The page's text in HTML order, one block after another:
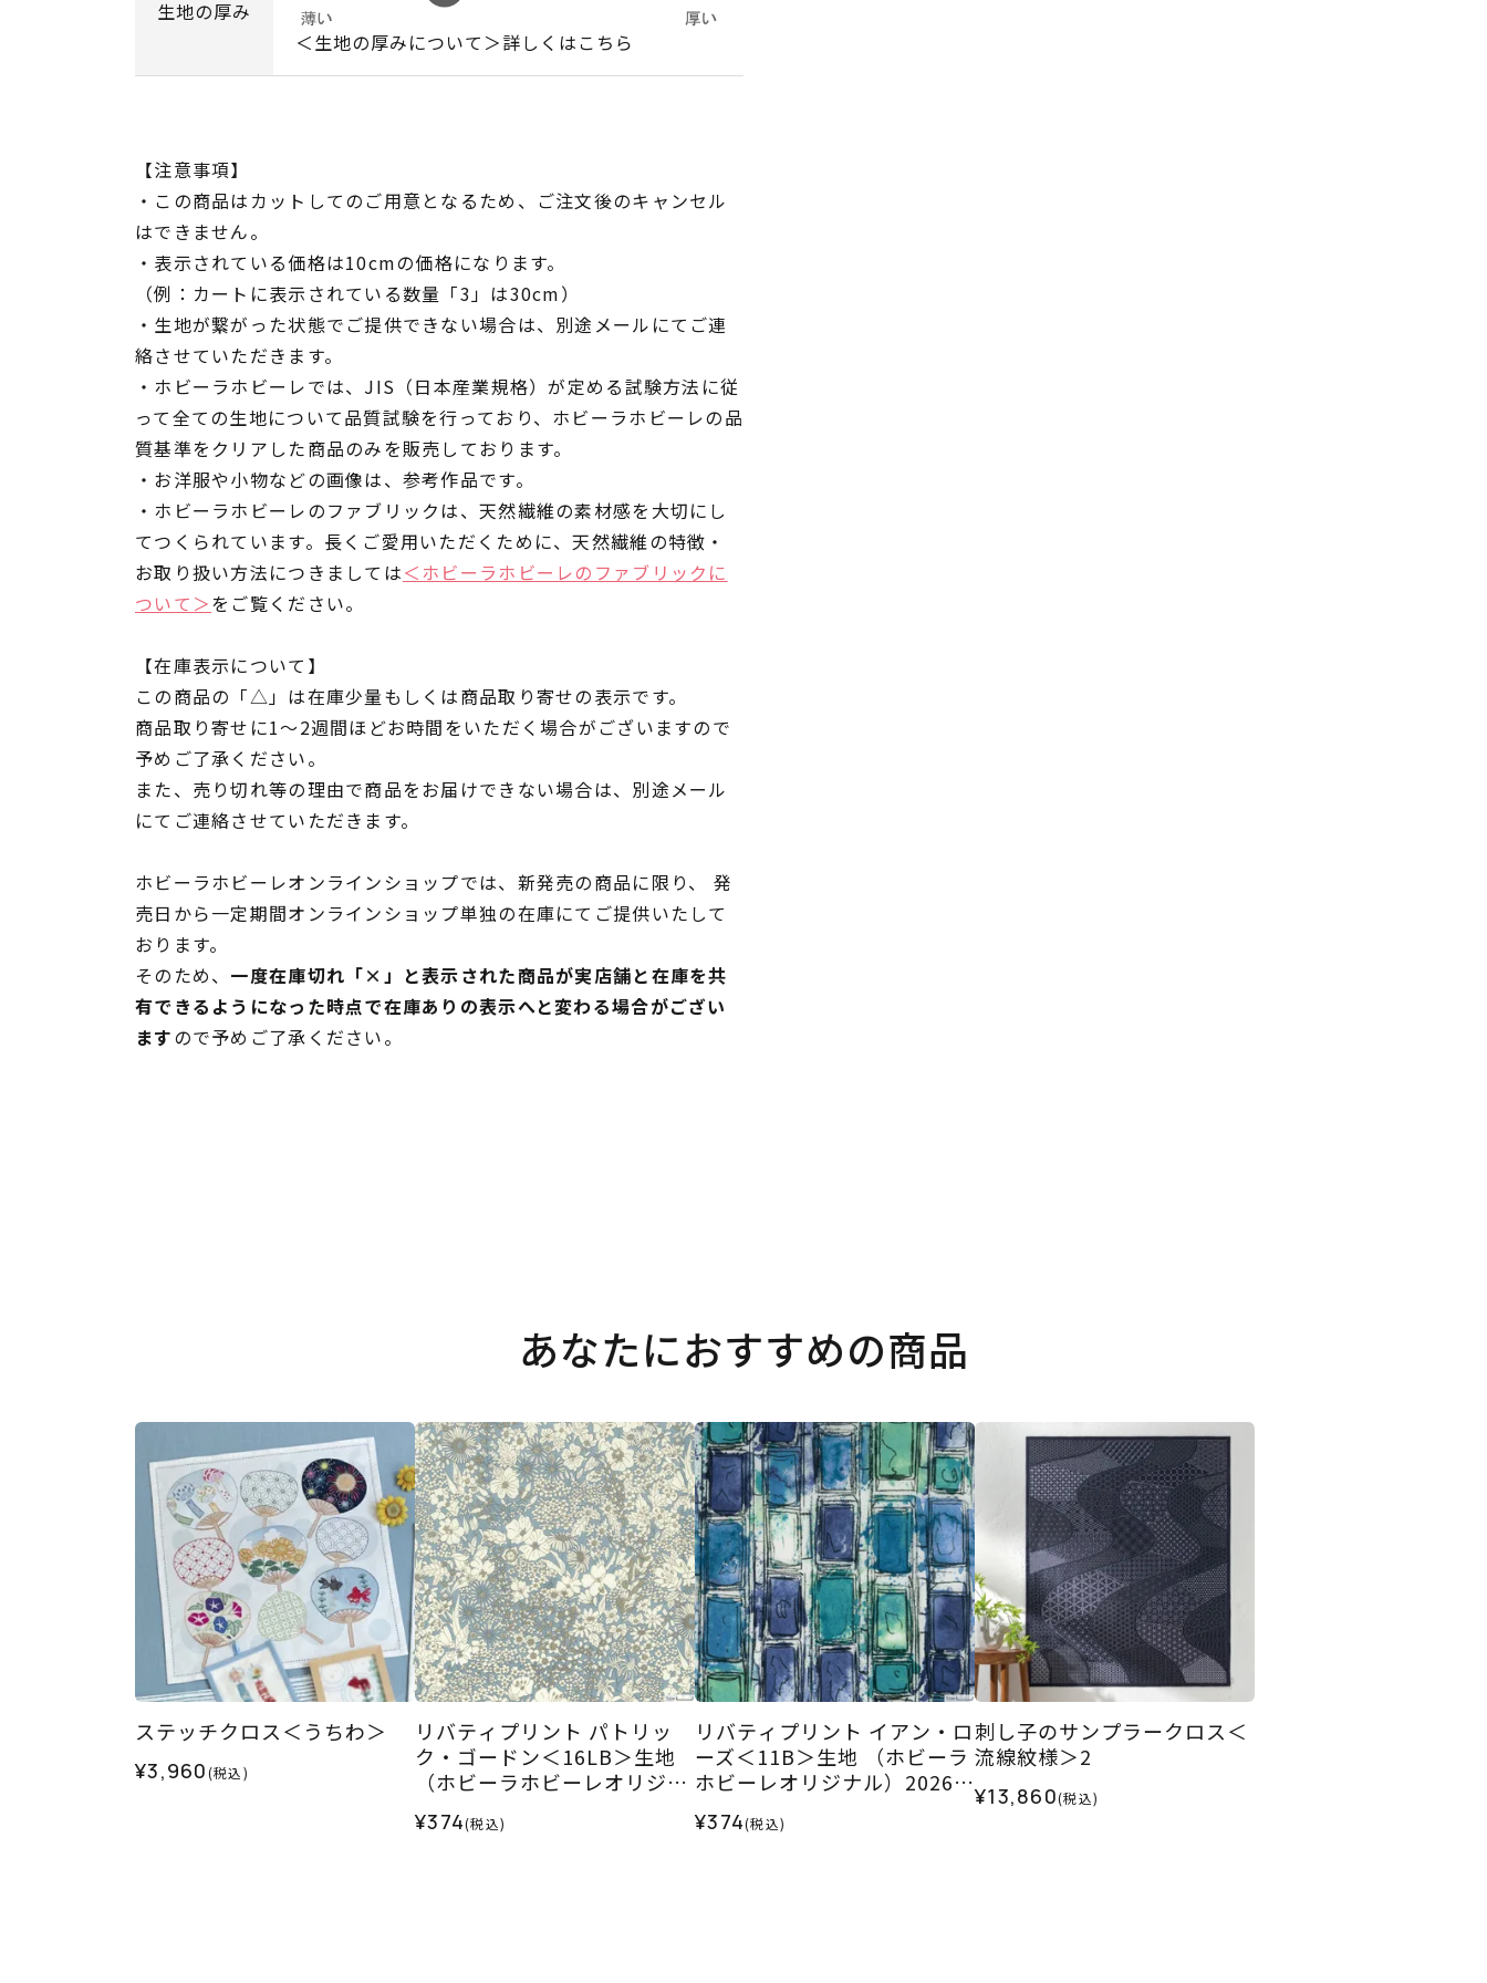
生地の厚み
＜生地の厚みについて＞詳しくはこちら
【注意事項】
・この商品はカットしてのご用意となるため、ご注文後のキャンセル
はできません。
・表示されている価格は10cmの価格になります。
（例：カートに表示されている数量「3」は30cm）
・生地が繋がった状態でご提供できない場合は、別途メールにてご連
絡させていただきます。
・ホビーラホビーレでは、JIS（日本産業規格）が定める試験方法に従
って全ての生地について品質試験を行っており、ホビーラホビーレの品
質基準をクリアした商品のみを販売しております。
・お洋服や小物などの画像は、参考作品です。
・ホビーラホビーレのファブリックは、天然繊維の素材感を大切にし
てつくられています。長くご愛用いただくために、天然繊維の特徴・
お取り扱い方法につきましては＜ホビーラホビーレのファブリックに
ついて＞をご覧ください。
【在庫表示について】
この商品の「△」は在庫少量もしくは商品取り寄せの表示です。
商品取り寄せに1～2週間ほどお時間をいただく場合がございますので
予めご了承ください。
また、売り切れ等の理由で商品をお届けできない場合は、別途メール
にてご連絡させていただきます。
ホビーラホビーレオンラインショップでは、新発売の商品に限り、 発
売日から一定期間オンラインショップ単独の在庫にてご提供いたして
おります。
そのため、 一度在庫切れ「×」と表示された商品が実店舗と在庫を共
有できるようになった時点で在庫ありの表示へと変わる場合がござい
ますので予めご了承ください。
あなたにおすすめの商品
ステッチクロス＜うちわ＞
¥3,960(税込)
リバティプリント パトリッ
ク・ゴードン＜16LB＞生地
（ホビーラホビーレオリジナ
¥374(税込)
リバティプリント イアン・ロ
ーズ＜11B＞生地 （ホビーラ
ホビーレオリジナル）2026S
¥374(税込)
刺し子のサンプラークロス＜
流線紋様＞2
¥13,860(税込)